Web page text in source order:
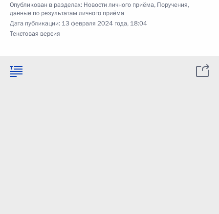
Опубликован в разделах: Новости личного приёма, Поручения,
данные по результатам личного приёма
Дата публикации: 13 февраля 2024 года, 18:04
Текстовая версия